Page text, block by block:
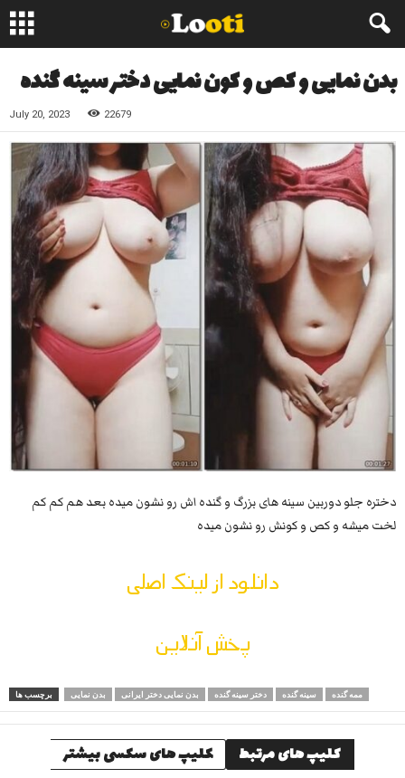
بدن نمایی و کص و کون نمایی دختر سینه گنده
July 20, 2023 22679
دختره جلو دوربین سینه های بزرگ و گنده اش رو نشون میده بعد هم کم کم
لخت میشه و کص و کونش رو نشون میده
دانلود از لینک اصلی
پخش آنلاین
برچسب ها بدن نمایی بدن نمایی دختر ایرانی دختر سینه گنده سینه گنده ممه گنده
کلیپ های مرتبط کلیپ های سکسی بیشتر